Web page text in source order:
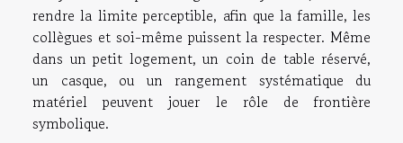
rendre la limite perceptible, afin que la famille, les
collègues et soi-même puissent la respecter. Même
dans un petit logement, un coin de table réservé,
un casque, ou un rangement systématique du
matériel peuvent jouer le rôle de frontière
symbolique.